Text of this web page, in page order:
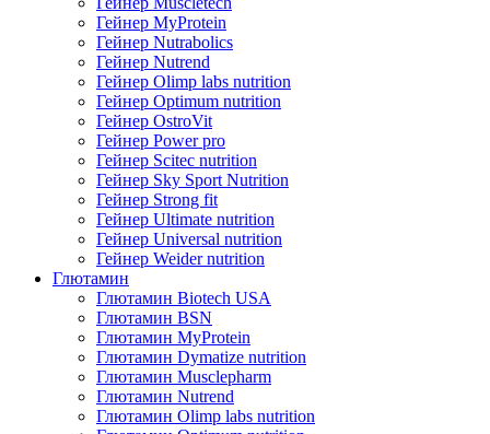
Гейнер MyProtein
Гейнер Nutrabolics
Гейнер Nutrend
Гейнер Olimp labs nutrition
Гейнер Optimum nutrition
Гейнер OstroVit
Гейнер Power pro
Гейнер Scitec nutrition
Гейнер Sky Sport Nutrition
Гейнер Strong fit
Гейнер Ultimate nutrition
Гейнер Universal nutrition
Гейнер Weider nutrition
Глютамин
Глютамин Biotech USA
Глютамин BSN
Глютамин MyProtein
Глютамин Dymatize nutrition
Глютамин Musclepharm
Глютамин Nutrend
Глютамин Olimp labs nutrition